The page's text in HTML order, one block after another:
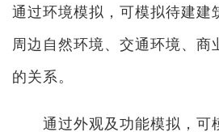
通过环境模拟，可模拟待建建
周边自然环境、交通环境、商
的关系。
通过外观及功能模拟，可